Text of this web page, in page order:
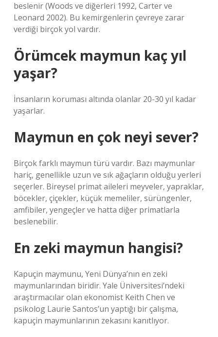
beslenir (Woods ve diğerleri 1992, Carter ve
Leonard 2002). Bu kemirgenlerin çevreye zarar
verdiği birçok yol vardır.
Örümcek maymun kaç yıl
yaşar?
İnsanların koruması altında olanlar 20-30 yıl kadar
yaşarlar.
Maymun en çok neyi sever?
Birçok farklı maymun türü vardır. Bazı maymunlar
hariç, genellikle uzun ve sık ağaçların olduğu yerleri
seçerler. Bireysel primat aileleri meyveler, yapraklar,
böcekler, çiçekler, küçük memeliler, sürüngenler,
amfibiler, yengeçler ve hatta diğer primatlarla
beslenebilir.
En zeki maymun hangisi?
Kapuçin maymunu, Yeni Dünya’nın en zeki
maymunlarından biridir. Yale Üniversitesi’ndeki
araştırmacılar olan ekonomist Keith Chen ve
psikolog Laurie Santos’un yaptığı bir çalışma,
kapuçin maymunlarının zekasını kanıtlıyor.